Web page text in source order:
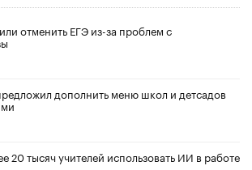
отменить ЕГЭ из-за проблем с
дополнить меню школ и детсадов
20 тысяч учителей использовать ИИ в работе